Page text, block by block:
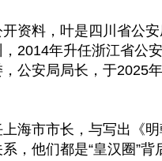
资料，叶是四川省公
2014年升任浙江省公
公安局局长，于2025
海市市长，与写出《明
，他们都是“皇汉圈”背